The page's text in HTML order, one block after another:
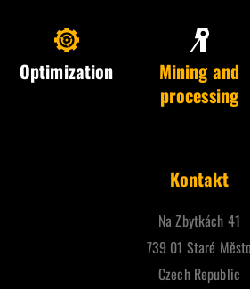
Optimization
Mining and
processing
Kontakt
Na Zbytkách 41
739 01 Staré Město
Czech Republic